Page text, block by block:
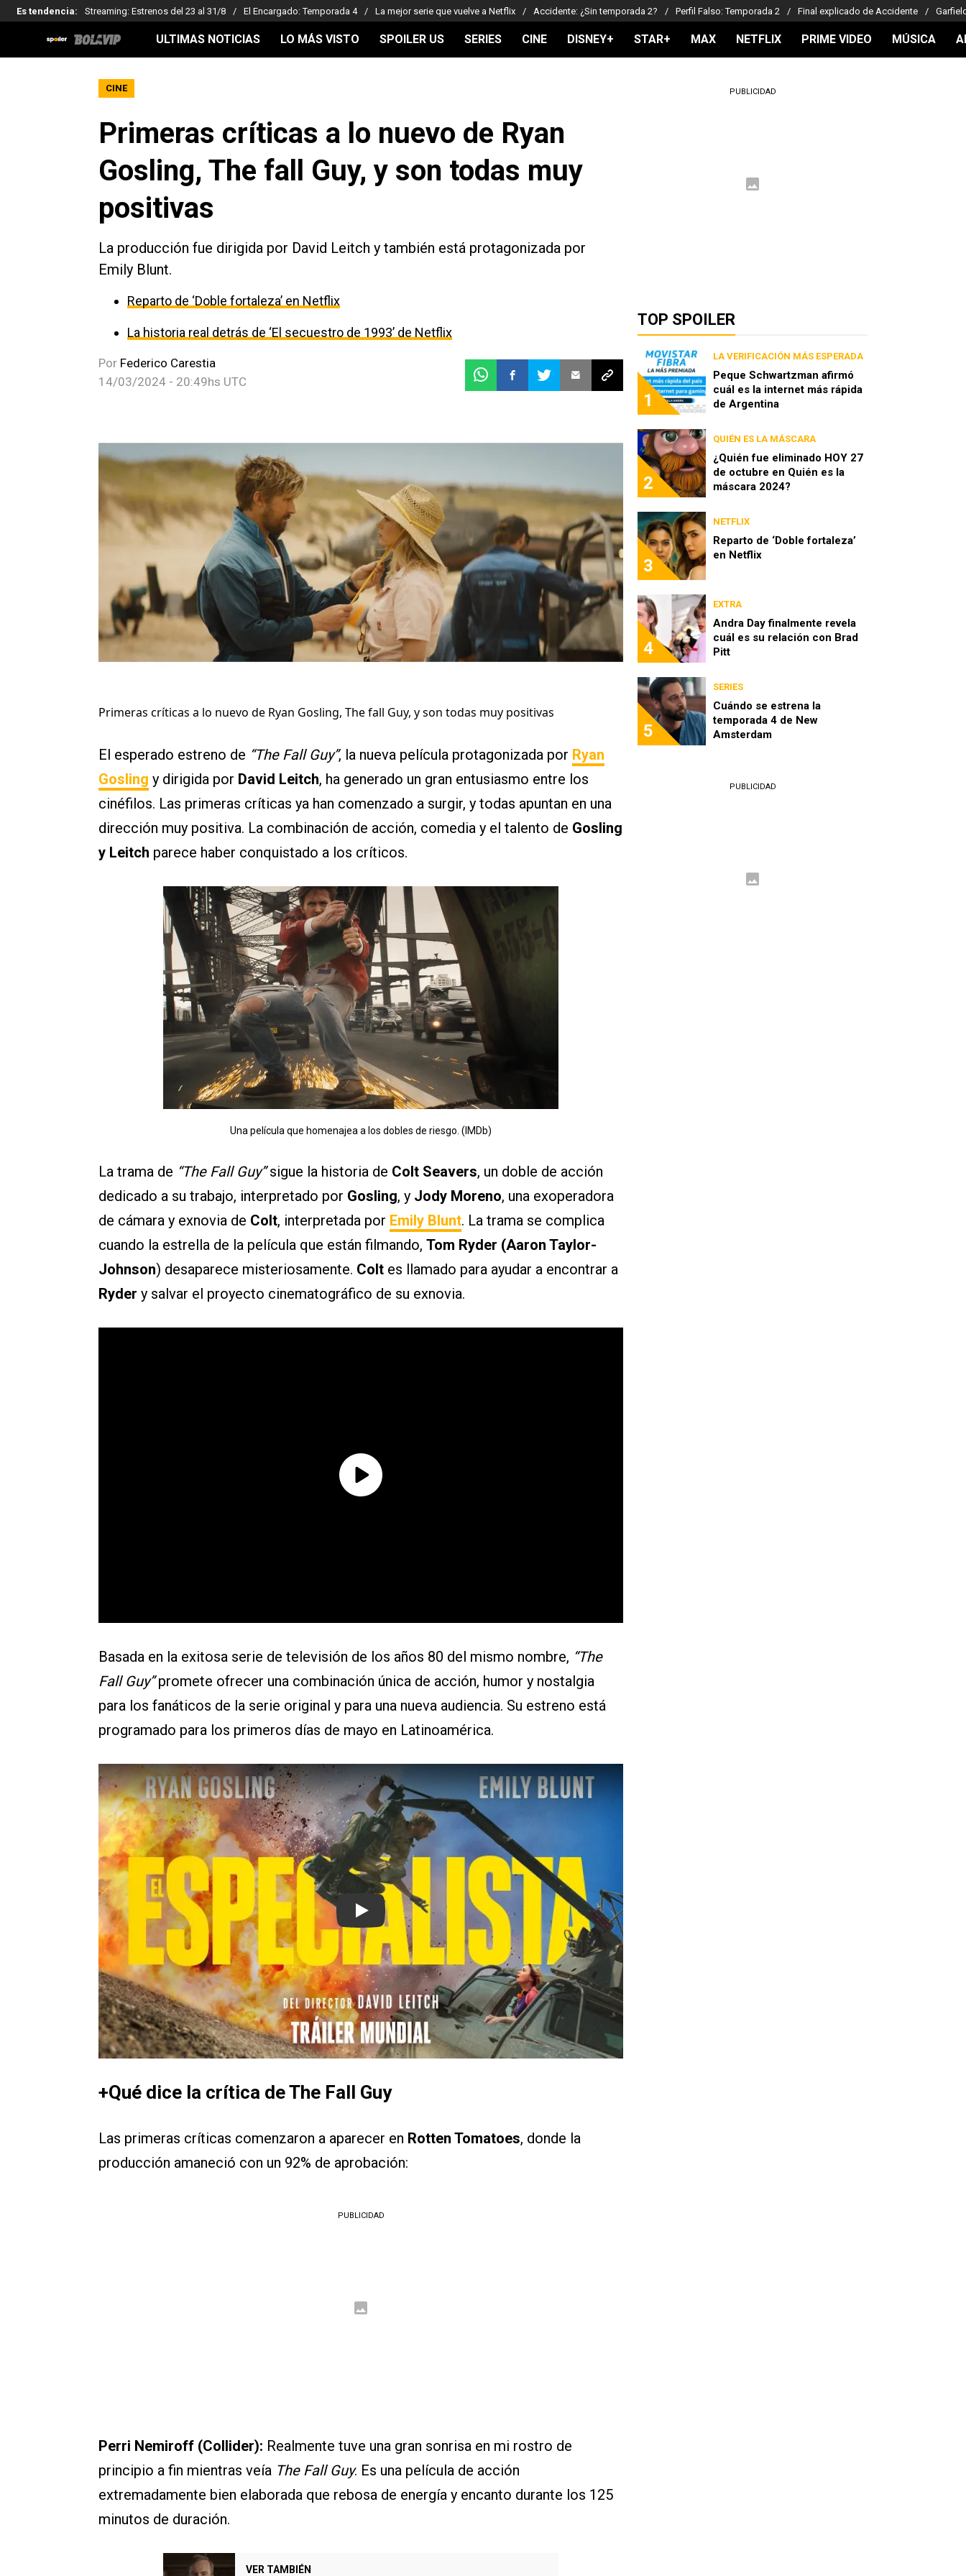
Es tendencia: Streaming: Estrenos del 23 al 31/8 El Encargado: Temporada 4 La mejor serie que vuelve a Netflix Accidente: ¿Sin temporada 2? Perfil Falso: Temporada 2 Final explicado de Accidente
ULTIMAS NOTICIAS LO MÁS VISTO SPOILER US SERIES CINE DISNEY+ STAR+ MAX NETFLIX PRIME VIDEO MÚSICA
CINE
Primeras críticas a lo nuevo de Ryan
Gosling, The fall Guy, y son todas muy
positivas
La producción fue dirigida por David Leitch y también está protagonizada por
Emily Blunt.
Reparto de ‘Doble fortaleza’ en Netflix
La historia real detrás de ‘El secuestro de 1993’ de Netflix
Por Federico Carestia
14/03/2024 - 20:49hs UTC
Primeras críticas a lo nuevo de Ryan Gosling, The fall Guy, y son todas muy positivas
El esperado estreno de “The Fall Guy”, la nueva película protagonizada por Ryan
Gosling y dirigida por David Leitch, ha generado un gran entusiasmo entre los
cinéfilos. Las primeras críticas ya han comenzado a surgir, y todas apuntan en una
dirección muy positiva. La combinación de acción, comedia y el talento de Gosling
y Leitch parece haber conquistado a los críticos.
Una película que homenajea a los dobles de riesgo. (IMDb)
La trama de “The Fall Guy”sigue la historia de Colt Seavers, un doble de acción
dedicado a su trabajo, interpretado por Gosling, y Jody Moreno, una exoperadora
de cámara y exnovia de Colt, interpretada por Emily Blunt. La trama se complica
cuando la estrella de la película que están filmando, Tom Ryder (Aaron Taylor-
Johnson) desaparece misteriosamente. Colt es llamado para ayudar a encontrar a
Ryder y salvar el proyecto cinematográfico de su exnovia.
Basada en la exitosa serie de televisión de los años 80 del mismo nombre, “The
Fall Guy”promete ofrecer una combinación única de acción, humor y nostalgia
para los fanáticos de la serie original y para una nueva audiencia. Su estreno está
programado para los primeros días de mayo en Latinoamérica.
Play
+Qué dice la crítica de The Fall Guy
Las primeras críticas comenzaron a aparecer en Rotten Tomatoes, donde la
producción amaneció con un 92% de aprobación:
PUBLICIDAD
Perri Nemiroff (Collider): Realmente tuve una gran sonrisa en mi rostro de
principio a fin mientras veía The Fall Guy. Es una película de acción
extremadamente bien elaborada que rebosa de energía y encanto durante los 125
minutos de duración.
VER TAMBIÉN
PUBLICIDAD
TOP SPOILER
1
LA VERIFICACIÓN MÁS ESPERADA
Peque Schwartzman afirmó
cuál es la internet más rápida
de Argentina
2
QUIÉN ES LA MÁSCARA
¿Quién fue eliminado HOY 27
de octubre en Quién es la
máscara 2024?
3
NETFLIX
Reparto de ‘Doble fortaleza’
en Netflix
4
EXTRA
Andra Day finalmente revela
cuál es su relación con Brad
Pitt
5
SERIES
Cuándo se estrena la
temporada 4 de New
Amsterdam
PUBLICIDAD